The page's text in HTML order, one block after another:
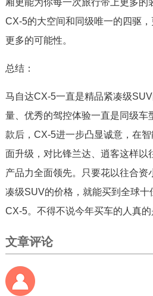
厢更能为你每一次旅行带上更多的
CX-5的大空间和同级唯一的四驱
更多的可能性。
总结：
马自达CX-5一直是精品紧凑级
量、优秀的驾控体验一直是同级车
款后，CX-5进一步凸显诚意，在
面升级，对比锋兰达、逍客这样以
产品力全面领先。只要花以往合资
凑级SUV的价格，就能买到全球
CX-5。不得不说今年买车的人真的
文章评论